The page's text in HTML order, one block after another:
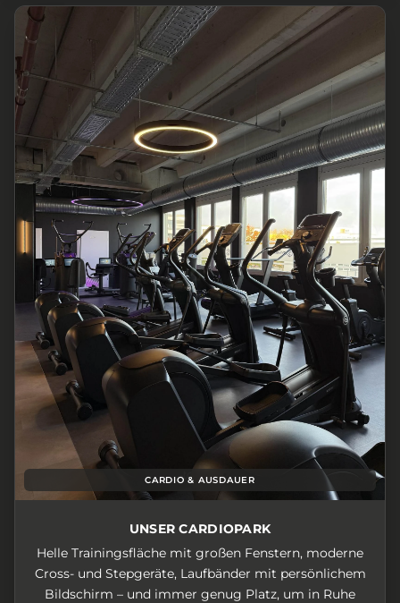
CARDIO & AUSDAUER
UNSER CARDIOPARK
Helle Trainingsfläche mit großen Fenstern, moderne
Cross- und Stepgeräte, Laufbänder mit persönlichem
Bildschirm – und immer genug Platz, um in Ruhe